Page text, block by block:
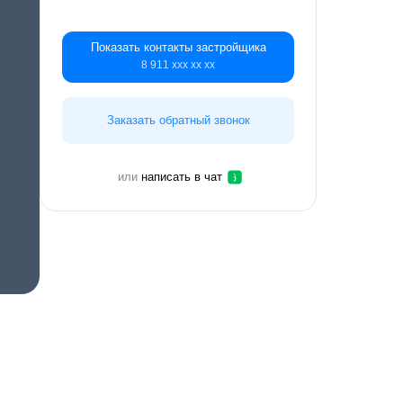
Показать контакты застройщика
8 911 ххх хх хх
Заказать обратный звонок
или написать в чат